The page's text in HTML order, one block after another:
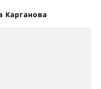
Карганова